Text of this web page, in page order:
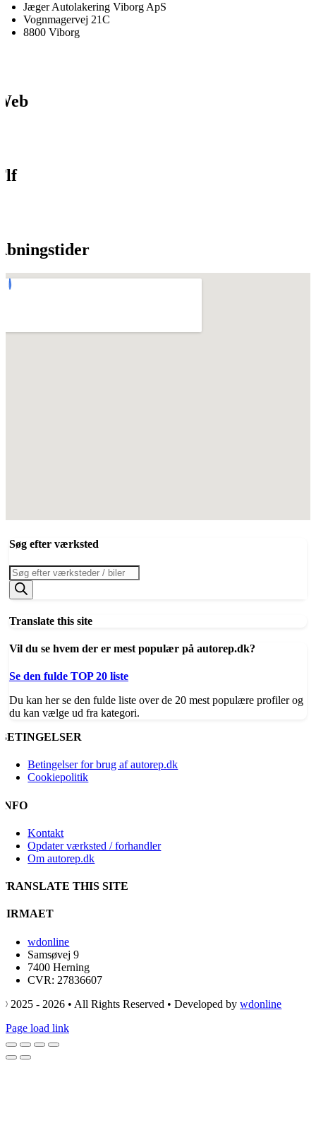
Jæger Autolakering Viborg ApS
Vognmagervej 21C
8800 Viborg
Søg efter værksted
Products
search
Translate this site
Vil du se hvem der er mest populær på autorep.dk?
Se den fulde TOP 20 liste
Du kan her se den fulde liste over de 20 mest populære profiler og
du kan vælge ud fra kategori.
BETINGELSER
Betingelser for brug af autorep.dk
Cookiepolitik
INFO
Kontakt
Opdater værksted / forhandler
Om autorep.dk
TRANSLATE THIS SITE
FIRMAET
wdonline
Samsøvej 9
7400 Herning
CVR: 27836607
© 2025 - 2026 • All Rights Reserved • Developed bywdonline
Page load link